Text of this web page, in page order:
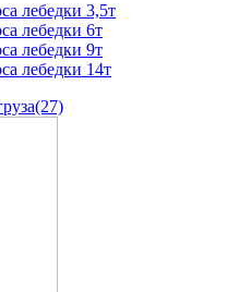
лебедки 3,5т
лебедки 6т
лебедки 9т
лебедки 14т
(27)